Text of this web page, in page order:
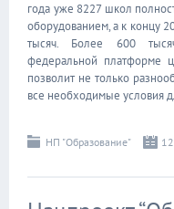
года уже 8227 школ
оборудованием, а к концу
тысяч. Более 600
федеральной платформе
позволит не только
все необходимые условия
НП "Образование"